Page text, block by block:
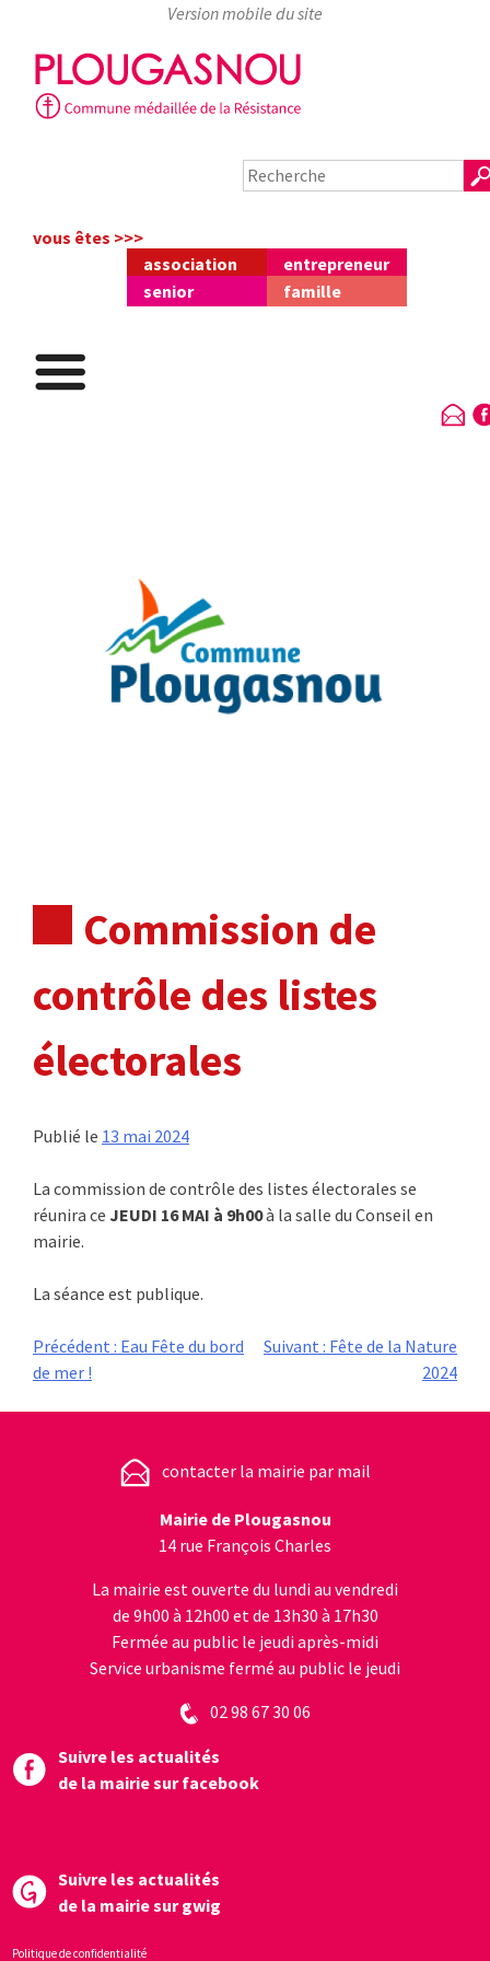
Skip
to
content
vous êtes >>>
association
entrepreneur
senior
famille
Commission de
contrôle des listes
électorales
Publié le 13 mai 2024
La commission de contrôle des listes électorales se
réunira ce JEUDI 16 MAI à 9h00à la salle du Conseil en
mairie.
La séance est publique.
Navigation
de
l’article
Précédent : Eau Fête du bord
de mer !
Suivant : Fête de la Nature
2024
contacter la mairie par mail
Mairie de Plougasnou
14 rue François Charles
La mairie est ouverte du lundi au vendredi
de 9h00 à 12h00 et de 13h30 à 17h30
Fermée au public le jeudi après-midi
Service urbanisme fermé au public le jeudi
02 98 67 30 06
Suivre les actualités
de la mairie sur facebook
Suivre les actualités
de la mairie sur gwig
Politique de confidentialité